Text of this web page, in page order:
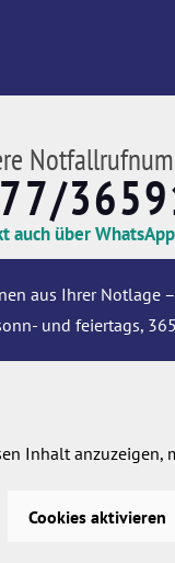
auch über WhatsApp
aus Ihrer Notlage
und feiertags,
Inhalt anzuzeigen,
Cookies aktivieren